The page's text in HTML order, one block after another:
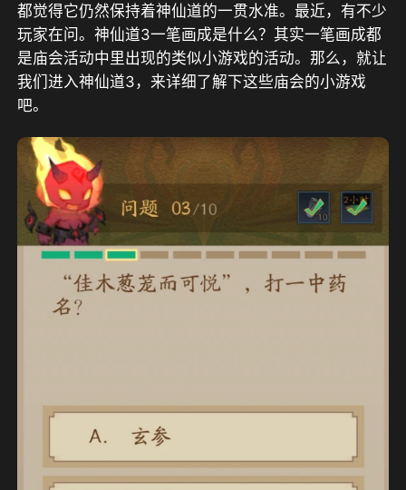
都觉得它仍然保持着神仙道的一贯水准。最近，有不少
玩家在问。神仙道3一笔画成是什么？其实一笔画成都
是庙会活动中里出现的类似小游戏的活动。那么，就让
我们进入神仙道3，来详细了解下这些庙会的小游戏
吧。